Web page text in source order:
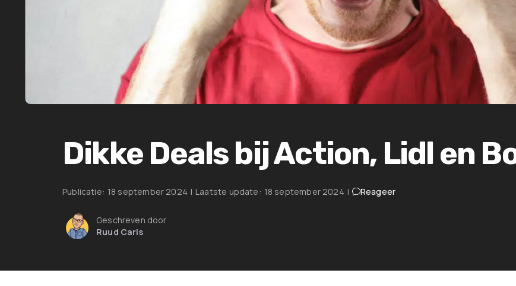
Dikke Deals bij Action, Lidl en
Publicatie: 18 september 2024 | Laatste update: 18 september 2024 | Reageer
Geschreven door
Ruud Caris